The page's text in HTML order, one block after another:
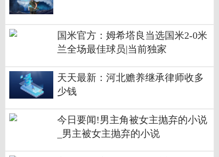
国米官方：姆希塔良当选国米2-0米
兰全场最佳球员|当前独家
天天最新：河北赡养继承律师收多
少钱
今日要闻!男主角被女主抛弃的小说
_男主被女主抛弃的小说